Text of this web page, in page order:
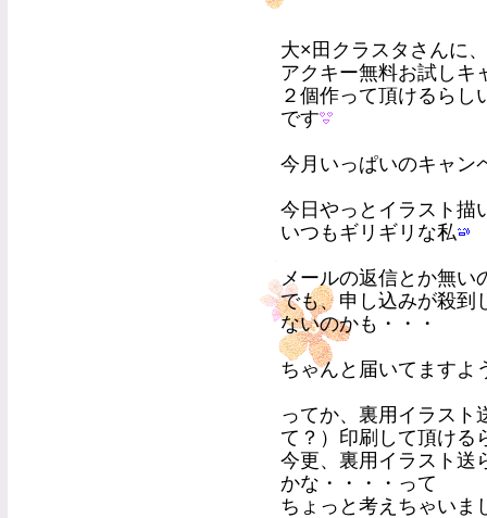
大×田クラスタさんに
アクキー無料お試しキ
２個作って頂けるらし
です
今月いっぱいのキャン
今日やっとイラスト描
いつもギリギリな私
メールの返信とか無い
でも、申し込みが殺到
ないのかも・・・
ちゃんと届いてますよ
ってか、裏用イラスト
て？）印刷して頂ける
今更、裏用イラスト送
かな・・・・って
ちょっと考えちゃいま